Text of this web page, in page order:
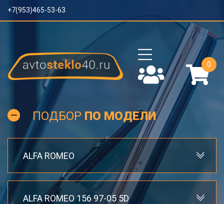
+7(953)465-53-63
0
ПОДБОР ПО МОДЕЛИ
ALFA ROMEO
ALFA ROMEO 156 97-05 5D